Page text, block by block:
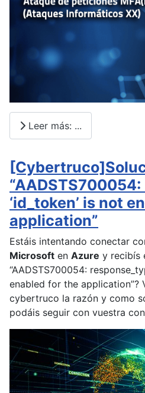
Leer más: ...
‘id_token’ is not
application”
Estáis intentando conectar
Microsoft en Azure y recibís
“AADSTS700054:
enabled for the application”?
cybertruco la razón y como
podáis seguir con vuestra